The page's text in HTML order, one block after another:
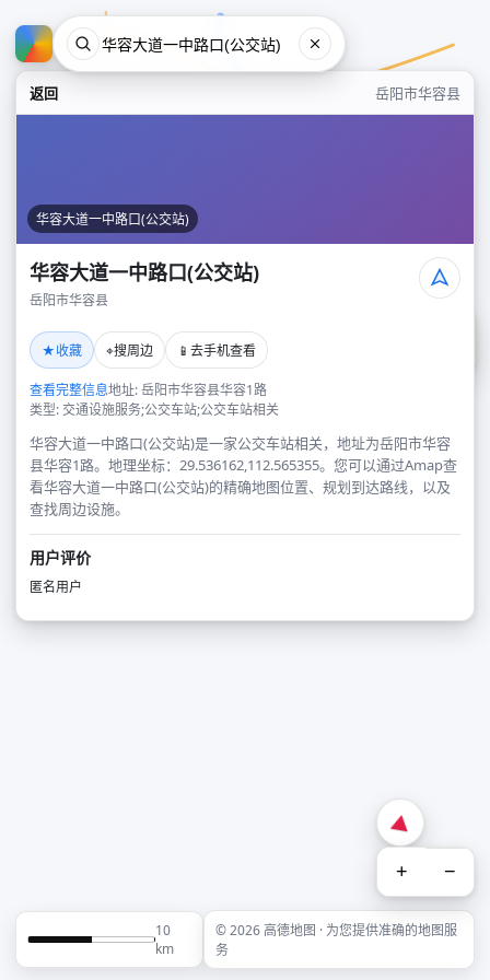
返回 岳阳市华容县
华容大道一中路口(公交站)
华容大道一中路口(公交站)
岳阳市华容县
★收藏 ⌖搜周边 📱 去手机查看
查看完整信息地址: 岳阳市华容县华容1路
类型: 交通设施服务;公交车站;公交车站相关
华容大道一中路口(公交站)是一家公交车站相关，地址为岳阳市华容
县华容1路。地理坐标：29.536162,112.565355。您可以通过Amap查
看华容大道一中路口(公交站)的精确地图位置、规划到达路线，以及
查找周边设施。
用户评价
匿名用户
+ −
10
km
© 2026 高德地图 · 为您提供准确的地图服
务